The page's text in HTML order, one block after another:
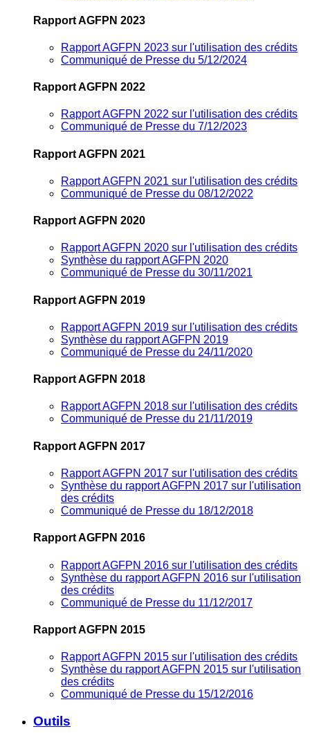
Rapport AGFPN 2023
Rapport AGFPN 2023 sur l'utilisation des crédits
Communiqué de Presse du 5/12/2024
Rapport AGFPN 2022
Rapport AGFPN 2022 sur l'utilisation des crédits
Communiqué de Presse du 7/12/2023
Rapport AGFPN 2021
Rapport AGFPN 2021 sur l'utilisation des crédits
Communiqué de Presse du 08/12/2022
Rapport AGFPN 2020
Rapport AGFPN 2020 sur l'utilisation des crédits
Synthèse du rapport AGFPN 2020
Communiqué de Presse du 30/11/2021
Rapport AGFPN 2019
Rapport AGFPN 2019 sur l'utilisation des crédits
Synthèse du rapport AGFPN 2019
Communiqué de Presse du 24/11/2020
Rapport AGFPN 2018
Rapport AGFPN 2018 sur l'utilisation des crédits
Communiqué de Presse du 21/11/2019
Rapport AGFPN 2017
Rapport AGFPN 2017 sur l'utilisation des crédits
Synthèse du rapport AGFPN 2017 sur l'utilisation
des crédits
Communiqué de Presse du 18/12/2018
Rapport AGFPN 2016
Rapport AGFPN 2016 sur l'utilisation des crédits
Synthèse du rapport AGFPN 2016 sur l'utilisation
des crédits
Communiqué de Presse du 11/12/2017
Rapport AGFPN 2015
Rapport AGFPN 2015 sur l'utilisation des crédits
Synthèse du rapport AGFPN 2015 sur l'utilisation
des crédits
Communiqué de Presse du 15/12/2016
Outils